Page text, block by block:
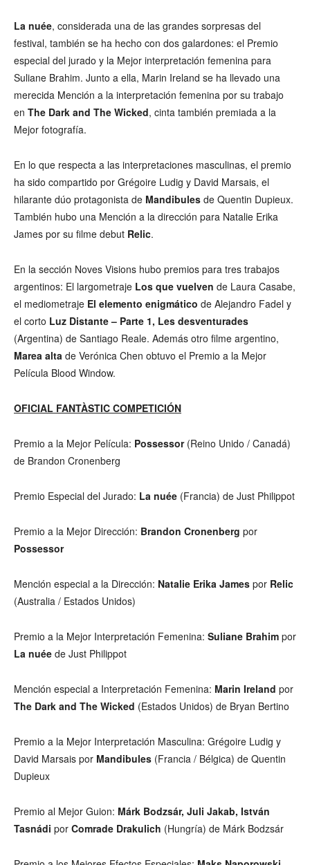
La nuée, considerada una de las grandes sorpresas del
festival, también se ha hecho con dos galardones: el Premio
especial del jurado y la Mejor interpretación femenina para
Suliane Brahim. Junto a ella, Marin Ireland se ha llevado una
merecida Mención a la interpretación femenina por su trabajo
en The Dark and The Wicked, cinta también premiada a la
Mejor fotografía.
En lo que respecta a las interpretaciones masculinas, el premio
ha sido compartido por Grégoire Ludig y David Marsais, el
hilarante dúo protagonista de Mandibules de Quentin Dupieux.
También hubo una Mención a la dirección para Natalie Erika
James por su filme debut Relic.
En la sección Noves Visions hubo premios para tres trabajos
argentinos: El largometraje Los que vuelven de Laura Casabe,
el mediometraje El elemento enigmático de Alejandro Fadel y
el corto Luz Distante – Parte 1, Les desventurades
(Argentina) de Santiago Reale. Además otro filme argentino,
Marea alta de Verónica Chen obtuvo el Premio a la Mejor
Película Blood Window.
OFICIAL FANTÀSTIC COMPETICIÓN
Premio a la Mejor Película: Possessor(Reino Unido / Canadá)
de Brandon Cronenberg
Premio Especial del Jurado: La nuée (Francia) de Just Philippot
Premio a la Mejor Dirección: Brandon Cronenberg por
Possessor
Mención especial a la Dirección: Natalie Erika James por Relic
(Australia / Estados Unidos)
Premio a la Mejor Interpretación Femenina: Suliane Brahim por
La nuée de Just Philippot
Mención especial a Interpretación Femenina: Marin Ireland por
The Dark and The Wicked (Estados Unidos) de Bryan Bertino
Premio a la Mejor Interpretación Masculina: Grégoire Ludig y
David Marsais por Mandibules (Francia / Bélgica) de Quentin
Dupieux
Premio al Mejor Guion: Márk Bodzsár, Juli Jakab, István
Tasnádi por Comrade Drakulich (Hungría) de Márk Bodzsár